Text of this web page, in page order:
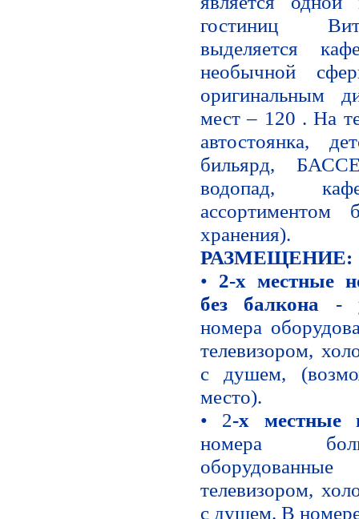
гостиниц
выделяется
необычной
оригинальным
мест – 120 . На
автостоянка,
бильярд,
водопад,
хранения).
РАЗМЕЩЕНИЕ:
• 2-х местные
без балкона -
номера
телевизором,
с душем,
место).
• 2-х местные
номера
телевизором,
с душем. В